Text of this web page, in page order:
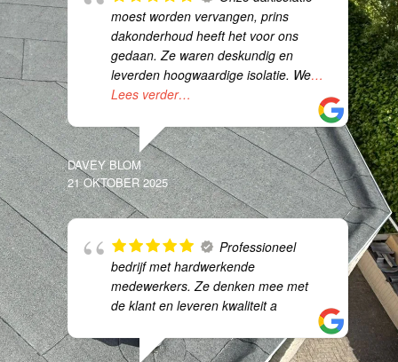
moest worden vervangen, prins
dakonderhoud heeft het voor ons
gedaan. Ze waren deskundig en
leverden hoogwaardige isolatie. We…
Lees verder…
DAVEY BLOM
21 OKTOBER 2025
Professioneel
bedrijf met hardwerkende
medewerkers. Ze denken mee met
de klant en leveren kwaliteit a